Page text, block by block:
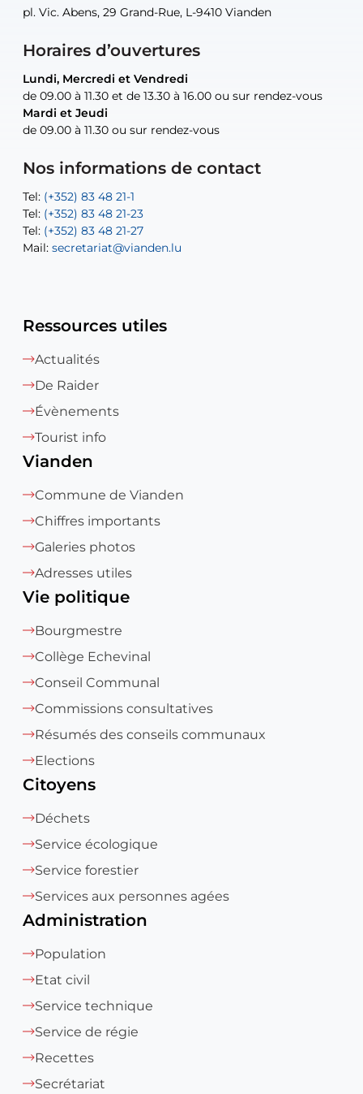
pl. Vic. Abens, 29 Grand-Rue, L-9410 Vianden
Horaires d’ouvertures
Lundi, Mercredi et Vendredi
de 09.00 à 11.30 et de 13.30 à 16.00 ou sur rendez-vous
Mardi et Jeudi
de 09.00 à 11.30 ou sur rendez-vous
Nos informations de contact
Tel: (+352) 83 48 21-1
Tel: (+352) 83 48 21-23
Tel: (+352) 83 48 21-27
Mail: secretariat@vianden.lu
pl. Vic. Abens, 29 Grand-Rue, L-9410 Vianden
Lundi, Mercredi et Vendredi
de 09.00 à 11.30 et de 13.30 à 16.00 ou sur rendez-vous
Mardi et Jeudi
de 09.00 à 11.30 ou sur rendez-vous
Tel: (+352) 83 48 21-20
Tel: (+352) 83 48 21-22
Mail:sofia.carvalho@vianden.lu
Mail: diane.storn@vianden.lu
pl. Vic. Abens, 29 Grand-Rue, L-9410 Vianden
uniquement sur rendez-vous
Mail:recette@vianden.lu
pl. Vic. Abens, 29 Grand-Rue, L-9410 Vianden
uniquement sur rendez-vous
Tel:(+352) 83 48 21-31
30, rue Neugarten, L-9422 Vianden
uniquement sur rendez-vous
Tel:Permanence (Fuite d’eau) : 83 48 21 61
Ressources utiles
Actualités
De Raider
Évènements
Tourist info
Vianden
Commune de Vianden
Chiffres importants
Galeries photos
Adresses utiles
Vie politique
Bourgmestre
Collège Echevinal
Conseil Communal
Commissions consultatives
Résumés des conseils communaux
Elections
Citoyens
Déchets
Service écologique
Service forestier
Services aux personnes agées
Administration
Population
Etat civil
Service technique
Service de régie
Recettes
Secrétariat